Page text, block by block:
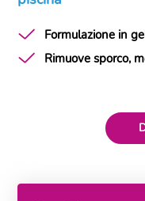
Formulazione in
Rimuove sporco,